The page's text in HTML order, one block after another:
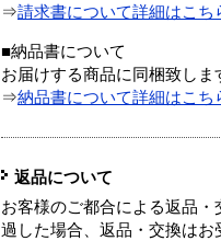
⇒請求書について詳細はこち
■納品書について
お届けする商品に同梱致しま
⇒納品書について詳細はこち
返品について
お客様のご都合による返品
過した場合、返品・交換はお